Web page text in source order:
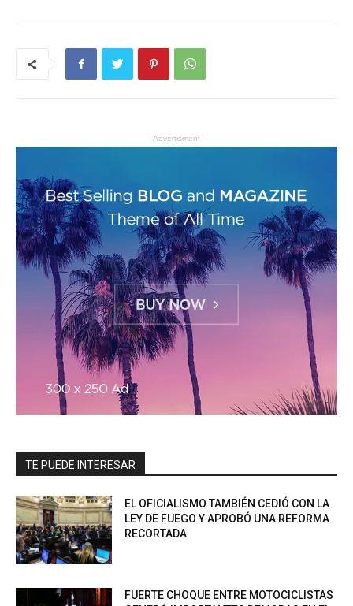
- Advertisment -
TE PUEDE INTERESAR
EL OFICIALISMO TAMBIÉN CEDIÓ CON LA
LEY DE FUEGO Y APROBÓ UNA REFORMA
RECORTADA
FUERTE CHOQUE ENTRE MOTOCICLISTAS